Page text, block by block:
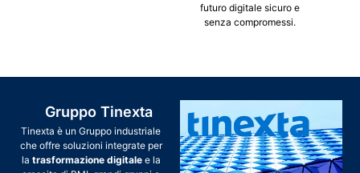
futuro digitale sicuro e
senza compromessi.
Gruppo Tinexta
Tinexta è un Gruppo industriale
che offre soluzioni integrate per
la trasformazione digitalee la